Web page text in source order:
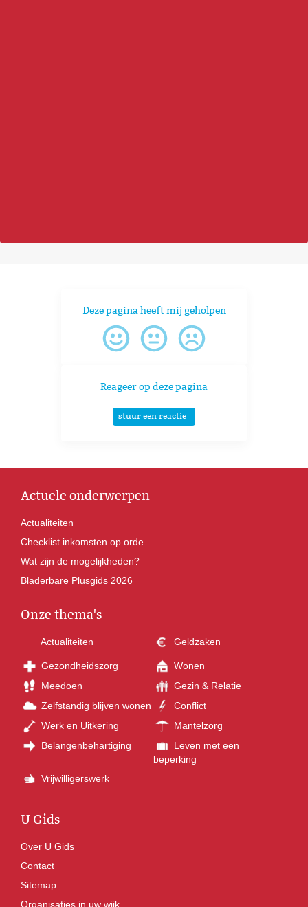
Deze pagina heeft mij geholpen
Reageer op deze pagina
stuur een reactie
Actuele onderwerpen
Actualiteiten
Checklist inkomsten op orde
Wat zijn de mogelijkheden?
Bladerbare Plusgids 2026
Onze thema's
Actualiteiten Geldzaken
Gezondheidszorg
Wonen
Meedoen
Gezin & Relatie
Zelfstandig blijven wonen
Conflict
Werk en Uitkering
Mantelzorg
Belangenbehartiging
Leven met een
beperking
Vrijwilligerswerk
U Gids
Over U Gids
Contact
Sitemap
Organisaties in uw wijk